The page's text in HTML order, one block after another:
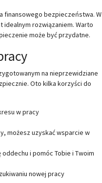
finansowego bezpieczeństwa. W
rozwiązaniem. Warto
może być przydatne.
na nieprzewidziane
Oto kilka korzyści do
w pracy
możesz uzyskać wsparcie w
i pomóc Tobie i Twoim
nowej pracy